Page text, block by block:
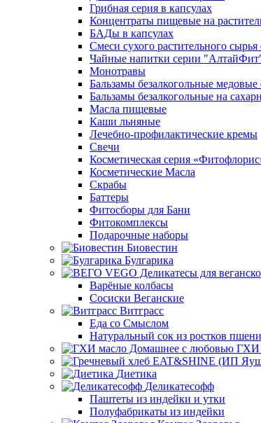
Грибная серия в капсулах
Концентраты пищевые на
БАДы в капсулах
Смеси сухого растительного
Чайные напитки серии
Монотравы
Бальзамы безалкогольные медовые
Бальзамы безалкогольные на
Масла пищевые
Каши льняные
Лечебно-профилактические кремы
Свечи
Косметическая серия
Косметические Масла
Скрабы
Баттеры
Фитосборы для Бани
Фитокомплексы
Подарочные наборы
Биовестин
Булгарика
Варёные колбасы
Сосиски Веганские
Витграсс
Еда со Смыслом
Натуральный сок из ростков
ГХИ
Диетика
Деликатесофф
Паштеты из индейки и утки
Полуфабрикаты из индейки